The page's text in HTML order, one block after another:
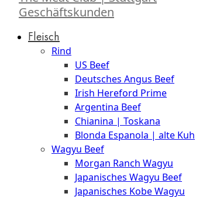
Geschäftskunden
Fleisch
Rind
US Beef
Deutsches Angus Beef
Irish Hereford Prime
Argentina Beef
Chianina | Toskana
Blonda Espanola | alte Kuh
Wagyu Beef
Morgan Ranch Wagyu
Japanisches Wagyu Beef
Japanisches Kobe Wagyu